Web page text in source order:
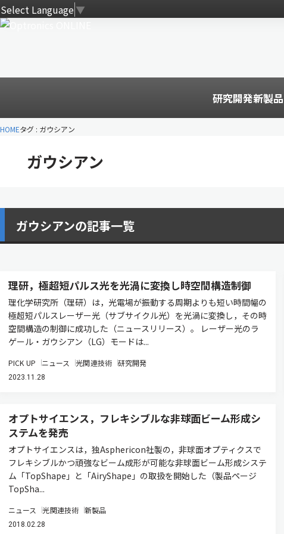
Select Language▼
研究開発新製品
HOMEタグ : ガウシアン
ガウシアン
ガウシアンの記事一覧
理研，極超短パルス光を光渦に変換し時空間構造制御
理化学研究所（理研）は，光電場が振動する周期よりも短い時間幅の
極超短パルスレーザー光（サブサイクル光）を光渦に変換し，その時
空間構造の制御に成功した（ニュースリリース）。 レーザー光のラ
ゲール・ガウシアン（LG）モードは...
PICK UP ニュース 光関連技術 研究開発
2023.11.28
オプトサイエンス，フレキシブルな非球面ビーム形成シ
ステムを発売
オプトサイエンスは，独Asphericon社製の，非球面オプティクスで
フレキシブルかつ頑強なビーム成形が可能な非球面ビーム形成システ
ム「TopShape」と「AiryShape」の取扱を開始した（製品ページ
TopSha...
ニュース 光関連技術 新製品
2018.02.28